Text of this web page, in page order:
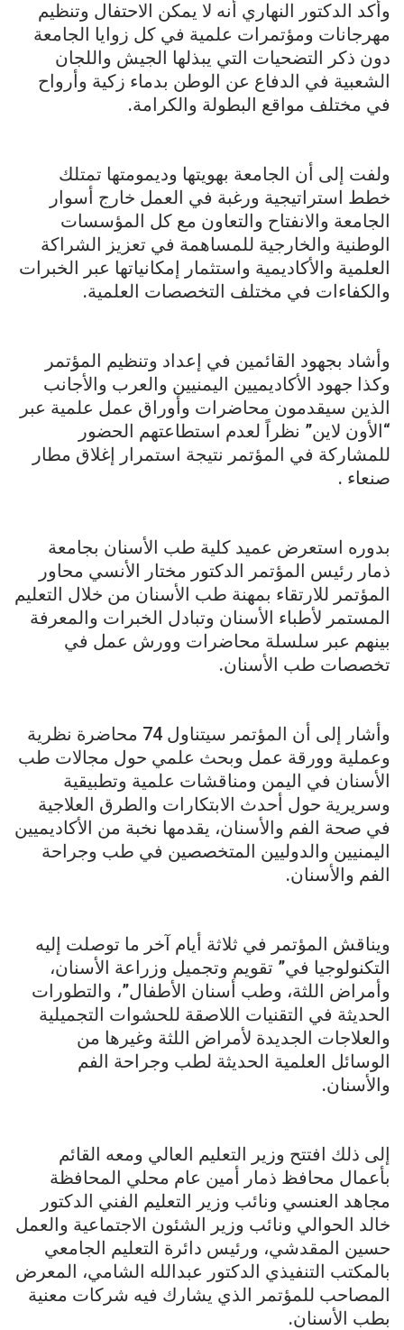
وأكد الدكتور النهاري أنه لا يمكن الاحتفال وتنظيم
مهرجانات ومؤتمرات علمية في كل زوايا الجامعة
دون ذكر التضحيات التي يبذلها الجيش واللجان
الشعبية في الدفاع عن الوطن بدماء زكية وأرواح
في مختلف مواقع البطولة والكرامة.
ولفت إلى أن الجامعة بهويتها وديمومتها تمتلك
خطط استراتيجية ورغبة في العمل خارج أسوار
الجامعة والانفتاح والتعاون مع كل المؤسسات
الوطنية والخارجية للمساهمة في تعزيز الشراكة
العلمية والأكاديمية واستثمار إمكانياتها عبر الخبرات
والكفاءات في مختلف التخصصات العلمية.
وأشاد بجهود القائمين في إعداد وتنظيم المؤتمر
وكذا جهود الأكاديميين اليمنيين والعرب والأجانب
الذين سيقدمون محاضرات وأوراق عمل علمية عبر
“الأون لاين” نظراً لعدم استطاعتهم الحضور
للمشاركة في المؤتمر نتيجة استمرار إغلاق مطار
صنعاء .
بدوره استعرض عميد كلية طب الأسنان بجامعة
ذمار رئيس المؤتمر الدكتور مختار الأنسي محاور
المؤتمر للارتقاء بمهنة طب الأسنان من خلال التعليم
المستمر لأطباء الأسنان وتبادل الخبرات والمعرفة
بينهم عبر سلسلة محاضرات وورش عمل في
تخصصات طب الأسنان.
وأشار إلى أن المؤتمر سيتناول 74 محاضرة نظرية
وعملية وورقة عمل وبحث علمي حول مجالات طب
الأسنان في اليمن ومناقشات علمية وتطبيقية
وسريرية حول أحدث الابتكارات والطرق العلاجية
في صحة الفم والأسنان، يقدمها نخبة من الأكاديميين
اليمنيين والدوليين المتخصصين في طب وجراحة
الفم والأسنان.
ويناقش المؤتمر في ثلاثة أيام آخر ما توصلت إليه
التكنولوجيا في” تقويم وتجميل وزراعة الأسنان،
وأمراض اللثة، وطب أسنان الأطفال”، والتطورات
الحديثة في التقنيات اللاصقة للحشوات التجميلية
والعلاجات الجديدة لأمراض اللثة وغيرها من
الوسائل العلمية الحديثة لطب وجراحة الفم
والأسنان.
إلى ذلك افتتح وزير التعليم العالي ومعه القائم
بأعمال محافظ ذمار أمين عام محلي المحافظة
مجاهد العنسي ونائب وزير التعليم الفني الدكتور
خالد الحوالي ونائب وزير الشئون الاجتماعية والعمل
حسين المقدشي، ورئيس دائرة التعليم الجامعي
بالمكتب التنفيذي الدكتور عبدالله الشامي، المعرض
المصاحب للمؤتمر الذي يشارك فيه شركات معنية
بطب الأسنان.